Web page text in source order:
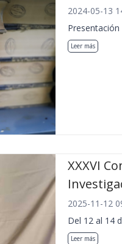
2024-05-13
Leer más
XXXVI
2025-11-12
Del 12 al 14
Leer más